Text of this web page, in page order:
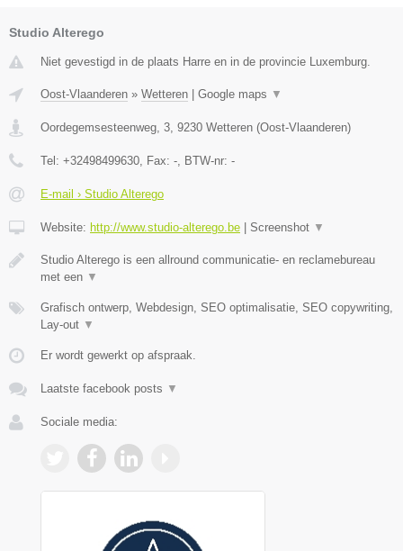
Studio Alterego
Niet gevestigd in de plaats Harre en in de provincie Luxemburg.
Oost-Vlaanderen » Wetteren | Google maps ▼
Oordegemsesteenweg, 3 9230 Wetteren (Oost-Vlaanderen)
Tel: +32498499630 , Fax: - , BTW-nr: -
E-mail › Studio Alterego
Website: http://www.studio-alterego.be | Screenshot ▼
Studio Alterego is een allround communicatie- en reclamebureau
met een ▼
Grafisch ontwerp, Webdesign, SEO optimalisatie, SEO copywriting,
Lay-out ▼
Er wordt gewerkt op afspraak.
Laatste facebook posts ▼
Sociale media: